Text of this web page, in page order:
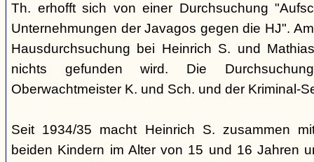
Th. erhofft sich von einer Durchsuchung
Unternehmungen der Javagos gegen die HJ".
Hausdurchsuchung bei Heinrich S. und
nichts gefunden wird. Die
Oberwachtmeister K. und Sch. und der Kriminal-
Seit 1934/35 macht Heinrich S. zusammen
beiden Kindern im Alter von 15 und 16 Jahren